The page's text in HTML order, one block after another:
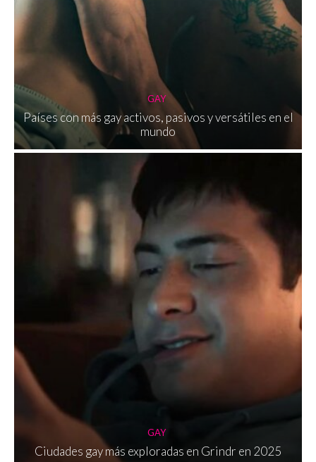
GAY
Países con más gay activos, pasivos y versátiles en el
mundo
GAY
Ciudades gay más exploradas en Grindr en 2025